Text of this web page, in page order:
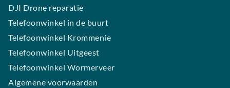
DJI Drone reparatie
Telefoonwinkel in de buurt
Telefoonwinkel Krommenie
Telefoonwinkel Uitgeest
Telefoonwinkel Wormerveer
Algemene voorwaarden